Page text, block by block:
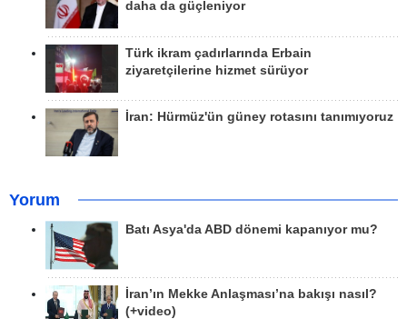
daha da güçleniyor
Türk ikram çadırlarında Erbain
ziyaretçilerine hizmet sürüyor
İran: Hürmüz'ün güney rotasını tanımıyoruz
Yorum
Batı Asya'da ABD dönemi kapanıyor mu?
İran’ın Mekke Anlaşması’na bakışı nasıl?
(+video)